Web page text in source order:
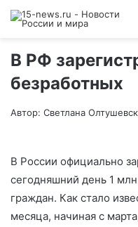
В РФ
безработных
Автор: Светлана
В России официально
сегодняшний день 1
граждан. Как стало
месяца, начиная с